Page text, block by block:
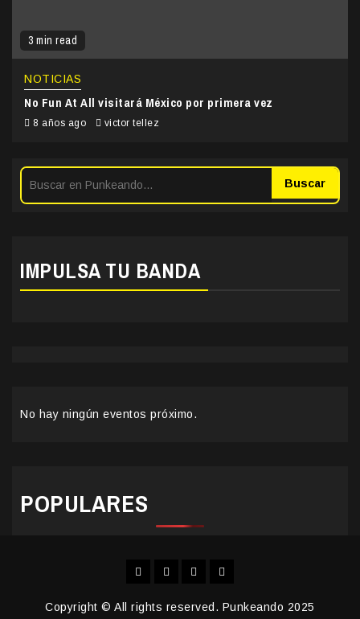
3 min read
NOTICIAS
No Fun At All visitará México por primera vez
8 años ago victor tellez
Buscar
IMPULSA TU BANDA
No hay ningún eventos próximo.
POPULARES
FacebookInstagram
YouTubeTwitter
Copyright © All rights reserved. Punkeando 2025